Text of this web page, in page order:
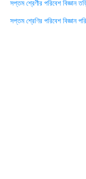
সপ্তম শ্রেণীর পরিবেশ
সপ্তম শ্রেণির পরিবেশ